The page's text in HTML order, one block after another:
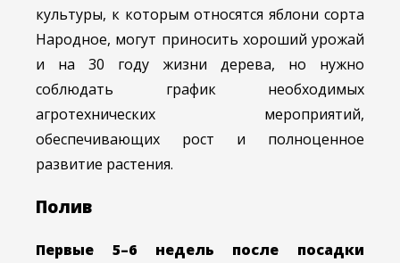
культуры, к которым относятся яблони сорта
Народное, могут приносить хороший урожай
и на 30 году жизни дерева, но нужно
соблюдать график необходимых
агротехнических мероприятий,
обеспечивающих рост и полноценное
развитие растения.
Полив
Первые 5–6 недель после посадки